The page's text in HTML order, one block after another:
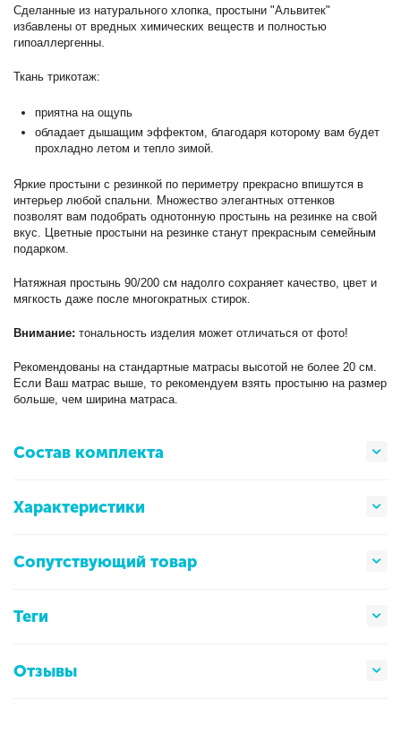
Сделанные из натурального хлопка, простыни "Альвитек"
избавлены от вредных химических веществ и полностью
гипоаллергенны.
Ткань трикотаж:
приятна на ощупь
обладает дышащим эффектом, благодаря которому вам будет
прохладно летом и тепло зимой.
Яркие простыни с резинкой по периметру прекрасно впишутся в
интерьер любой спальни. Множество элегантных оттенков
позволят вам подобрать однотонную простынь на резинке на свой
вкус. Цветные простыни на резинке станут прекрасным семейным
подарком.
Натяжная простынь 90/200 см надолго сохраняет качество, цвет и
мягкость даже после многократных стирок.
Внимание: тональность изделия может отличаться от фото!
Рекомендованы на стандартные матрасы высотой не более 20 см.
Если Ваш матрас выше, то рекомендуем взять простыню на размер
больше, чем ширина матраса.
Состав комплекта
Характеристики
Сопутствующий товар
Теги
Отзывы